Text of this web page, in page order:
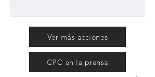
PALACIOS QUE ACEPTE
RECOMENDACIONES DE
TRANSPARENCIA EN
GESTIÓN TERRITORIAL
Ver más acciones
CPC en la prensa